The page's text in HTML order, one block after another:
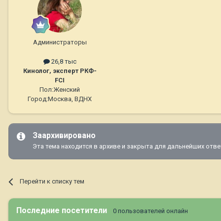
Администраторы
26,8 тыс
Кинолог, эксперт РКФ-
FCI
Пол:Женский
Город:Москва, ВДНХ
Заархивировано
Эта тема находится в архиве и закрыта для дальнейших
Перейти к списку тем
Последние посетители 0 пользователей онлайн